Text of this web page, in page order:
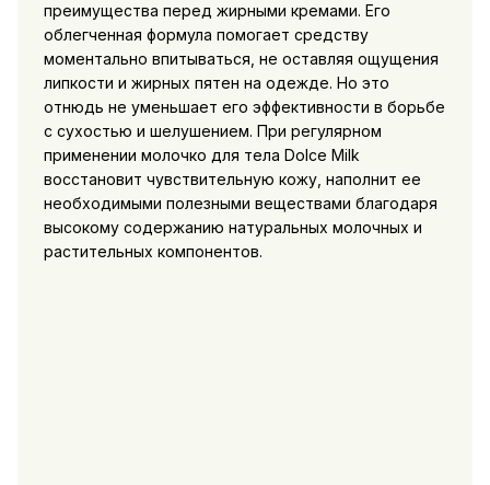
преимущества перед жирными кремами. Его
облегченная формула помогает средству
моментально впитываться, не оставляя ощущения
липкости и жирных пятен на одежде. Но это
отнюдь не уменьшает его эффективности в борьбе
с сухостью и шелушением. При регулярном
применении молочко для тела Dolce Milk
восстановит чувствительную кожу, наполнит ее
необходимыми полезными веществами благодаря
высокому содержанию натуральных молочных и
растительных компонентов.